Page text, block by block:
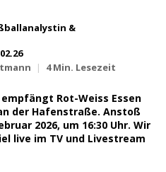
&
| 4 Min. Lesezeit
Rot-Weiss Essen
der Hafenstraße. Anstoß
2026, um 16:30 Uhr. Wir
live im TV und Livestream